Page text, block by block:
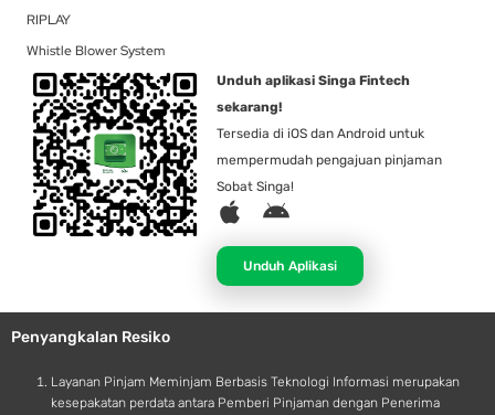
RIPLAY
Whistle Blower System
Unduh aplikasi Singa Fintech
sekarang!
Tersedia di iOS dan Android untuk
mempermudah pengajuan pinjaman
Sobat Singa!
A
p
l
e
A
d
r
o
d
Unduh Aplikasi
Penyangkalan Resiko
Layanan Pinjam Meminjam Berbasis Teknologi Informasi merupakan
kesepakatan perdata antara Pemberi Pinjaman dengan Penerima